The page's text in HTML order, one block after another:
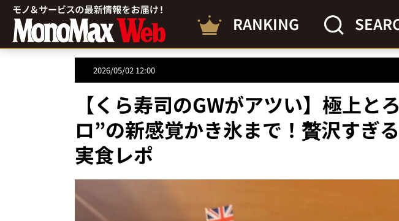
RANKING
2026/05/02 12:00
【くら寿司のGWがアツい】極上と
ロ”の新感覚かき氷まで！贅沢すぎ
実食レポ